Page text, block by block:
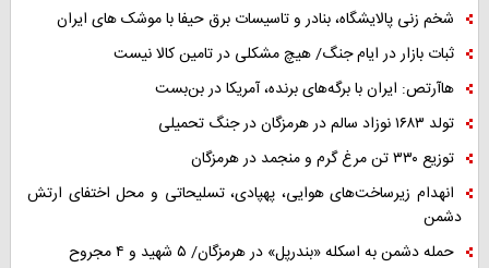
شخم زنی پالایشگاه، بنادر و تاسیسات برق حیفا با موشک های ایران
ثبات بازار در ایام جنگ/ هیچ مشکلی در تامین کالا نیست
هاآرتص: ایران با برگه‌های برنده، آمریکا در بن‌بست
تولد ۱۶۸۳ نوزاد سالم در هرمزگان در جنگ تحمیلی
توزیع ۳۳۰ تن مرغ گرم و منجمد در هرمزگان
انهدام زیرساخت‌های هوایی، پهپادی، تسلیحاتی و محل اختفای ارتش
دشمن
حمله دشمن به اسکله «بندرپل» در هرمزگان/ ۵ شهید و ۴ مجروح